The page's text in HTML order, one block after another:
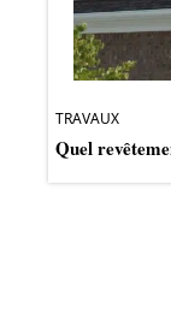
TRAVAUX
Quel